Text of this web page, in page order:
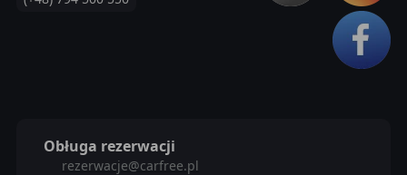
Obługa rezerwacji
rezerwacje@carfree.pl